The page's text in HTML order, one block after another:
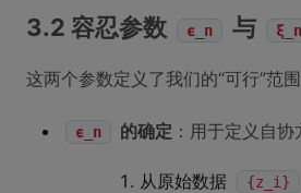
3.2 容忍参数 ϵ_n 与 ξ_n
这两个参数定义了我们的“可行”范
ϵ_n 的确定 ：用于定义自
从原始数据 {z_i}